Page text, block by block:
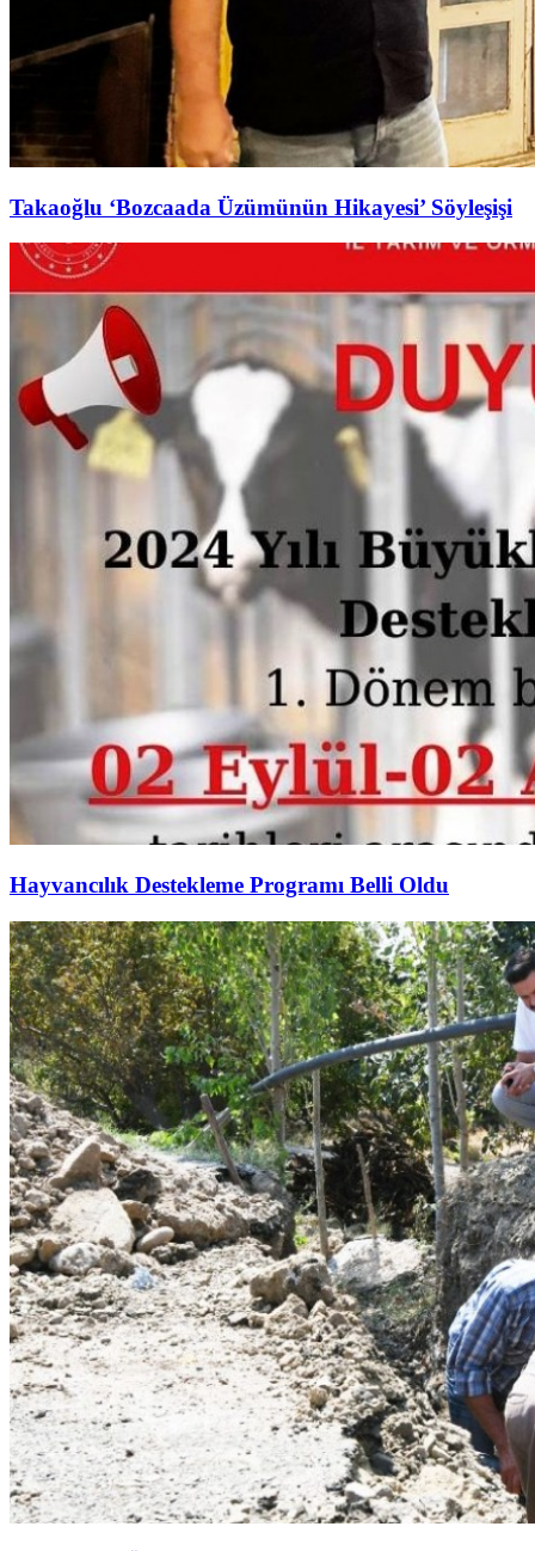
Takaoğlu ‘Bozcaada Üzümünün Hikayesi’ Söyleşişi
Hayvancılık Destekleme Programı Belli Oldu